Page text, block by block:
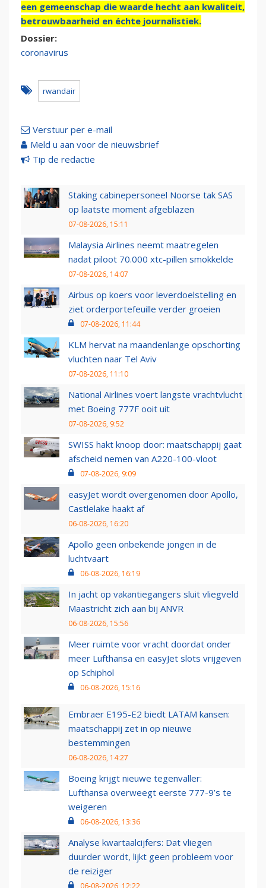
een gemeenschap die waarde hecht aan kwaliteit,
betrouwbaarheid en échte journalistiek.
Dossier:
coronavirus
rwandair
Verstuur per e-mail
Meld u aan voor de nieuwsbrief
Tip de redactie
Staking cabinepersoneel Noorse tak SAS
op laatste moment afgeblazen
07-08-2026, 15:11
Malaysia Airlines neemt maatregelen
nadat piloot 70.000 xtc-pillen smokkelde
07-08-2026, 14:07
Airbus op koers voor leverdoelstelling en
ziet orderportefeuille verder groeien
07-08-2026, 11:44
KLM hervat na maandenlange opschorting
vluchten naar Tel Aviv
07-08-2026, 11:10
National Airlines voert langste vrachtvlucht
met Boeing 777F ooit uit
07-08-2026, 9:52
SWISS hakt knoop door: maatschappij gaat
afscheid nemen van A220-100-vloot
07-08-2026, 9:09
easyJet wordt overgenomen door Apollo,
Castlelake haakt af
06-08-2026, 16:20
Apollo geen onbekende jongen in de
luchtvaart
06-08-2026, 16:19
In jacht op vakantiegangers sluit vliegveld
Maastricht zich aan bij ANVR
06-08-2026, 15:56
Meer ruimte voor vracht doordat onder
meer Lufthansa en easyJet slots vrijgeven
op Schiphol
06-08-2026, 15:16
Embraer E195-E2 biedt LATAM kansen:
maatschappij zet in op nieuwe
bestemmingen
06-08-2026, 14:27
Boeing krijgt nieuwe tegenvaller:
Lufthansa overweegt eerste 777-9’s te
weigeren
06-08-2026, 13:36
Analyse kwartaalcijfers: Dat vliegen
duurder wordt, lijkt geen probleem voor
de reiziger
06-08-2026, 12:22